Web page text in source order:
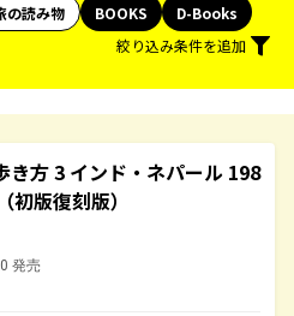
の読み物 BOOKS
D-Books
絞り込み条件を追加
き方 3 インド・ネパール 198
初版復刻版）
発売